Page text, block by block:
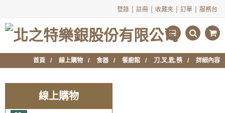
登錄 | 註冊 | 收藏夾 | 訂單 | 服務台
首頁 線上購物 食器 餐廚館 刀.叉.匙.筷 詳細內容
線上購物